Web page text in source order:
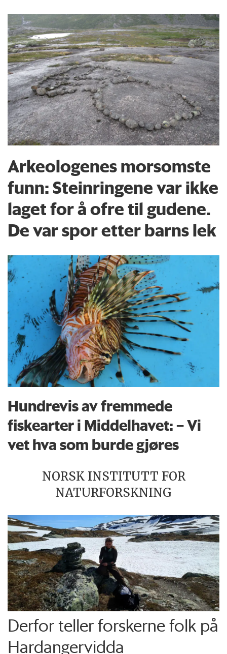
Arkeologenes morsomste
funn: Steinringene var ikke
laget for å ofre til gudene.
De var spor etter barns lek
Hundrevis av fremmede
fiskearter i Middelhavet: – Vi
vet hva som burde gjøres
NORSK INSTITUTT FOR
NATURFORSKNING
Derfor teller forskerne folk på
Hardangervidda